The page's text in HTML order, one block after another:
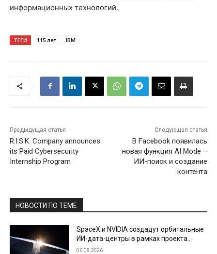
информационных технологий.
ТЕГИ 115 лет IBM
Предыдущая статья
R.I.S.K. Company announces
its Paid Cybersecurity
Internship Program
Следующая статья
В Facebook появилась
новая функция AI Mode –
ИИ-поиск и создание
контента
НОВОСТИ ПО ТЕМЕ
SpaceX и NVIDIA создадут орбитальные
ИИ-дата-центры в рамках проекта
Starmind
06.08.2026